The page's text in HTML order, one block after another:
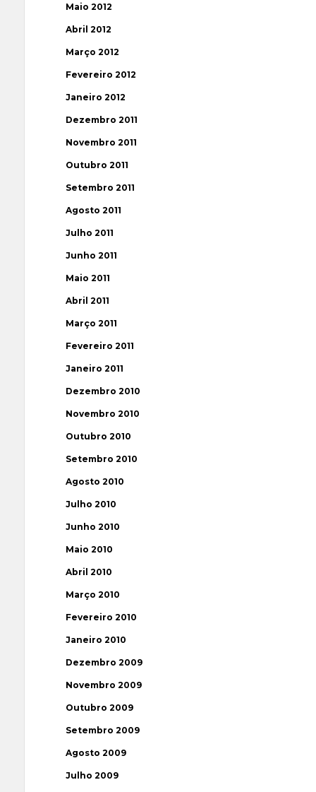
Maio 2012
Abril 2012
Março 2012
Fevereiro 2012
Janeiro 2012
Dezembro 2011
Novembro 2011
Outubro 2011
Setembro 2011
Agosto 2011
Julho 2011
Junho 2011
Maio 2011
Abril 2011
Março 2011
Fevereiro 2011
Janeiro 2011
Dezembro 2010
Novembro 2010
Outubro 2010
Setembro 2010
Agosto 2010
Julho 2010
Junho 2010
Maio 2010
Abril 2010
Março 2010
Fevereiro 2010
Janeiro 2010
Dezembro 2009
Novembro 2009
Outubro 2009
Setembro 2009
Agosto 2009
Julho 2009